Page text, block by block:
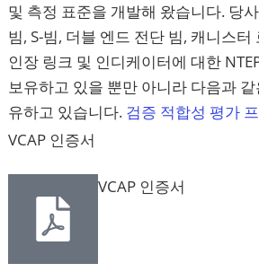
및 측정 표준을 개발해 왔습니다. 당
빔, S-빔, 더블 엔드 전단 빔, 캐니스
인장 링크 및 인디케이터에 대한
보유하고 있을 뿐만 아니라 다음과
유하고 있습니다. 검증 적합성 평가
VCAP 인증서
VCAP 인증서